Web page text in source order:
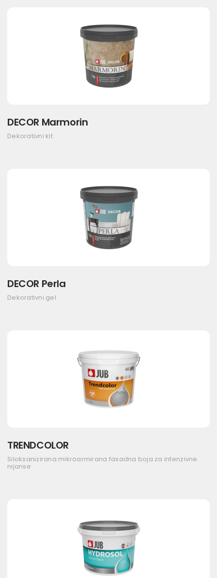
DECOR Marmorin
Dekorativni kit
DECOR Perla
Dekorativni gel
TRENDCOLOR
Siloksanizirana mikroarmirana fasadna boja za intenzivne
nijanse